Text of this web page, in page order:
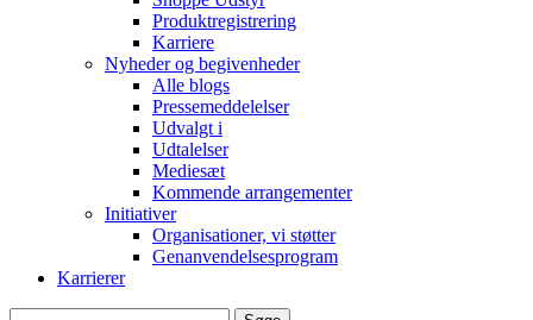
Produktregistrering
Karriere
Nyheder og begivenheder
Alle blogs
Pressemeddelelser
Udvalgt i
Udtalelser
Mediesæt
Kommende arrangementer
Initiativer
Organisationer, vi støtter
Genanvendelsesprogram
Karrierer